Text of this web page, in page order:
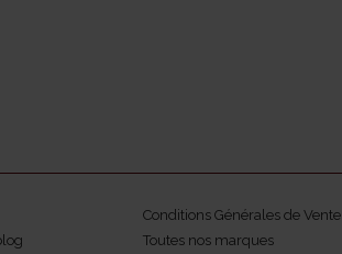
Conditions Générales de Vente
Toutes nos marques